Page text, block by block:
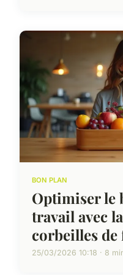
BON PLAN
Optimiser le
travail avec
corbeilles
25/03/2026 10:18 · 8